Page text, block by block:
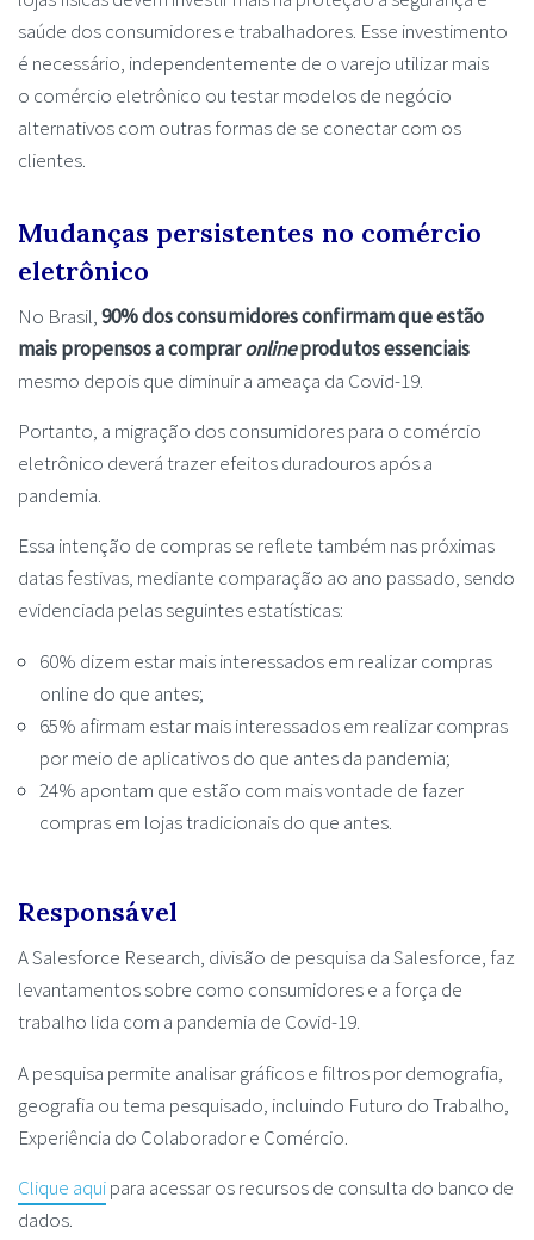
saúde dos consumidores e trabalhadores. Esse investimento
é necessário, independentemente de o varejo utilizar mais
o comércio eletrônico ou testar modelos de negócio
alternativos com outras formas de se conectar com os
clientes.
Mudanças persistentes no comércio
eletrônico
No Brasil,90% dos consumidores confirmam que estão
mais propensos a compraronlineprodutos essenciais
mesmo depois que diminuir a ameaça da Covid-19.
Portanto, a migração dos consumidores para o comércio
eletrônico deverá trazer efeitos duradouros após a
pandemia.
Essa intenção de compras se reflete também nas próximas
datas festivas, mediante comparação ao ano passado, sendo
evidenciada pelas seguintes estatísticas:
60% dizem estar mais interessados em realizar compras
online do que antes;
65% afirmam estar mais interessados em realizar compras
por meio de aplicativos do que antes da pandemia;
24% apontam que estão com mais vontade de fazer
compras em lojas tradicionais do que antes.
Responsável
A Salesforce Research, divisão de pesquisa da Salesforce, faz
levantamentos sobre como consumidores e a força de
trabalho lida com a pandemia de Covid-19.
A pesquisa permite analisar gráficos e filtros por demografia,
geografia ou tema pesquisado, incluindo Futuro do Trabalho,
Experiência do Colaborador e Comércio.
Clique aquipara acessar os recursos de consulta do banco de
dados.